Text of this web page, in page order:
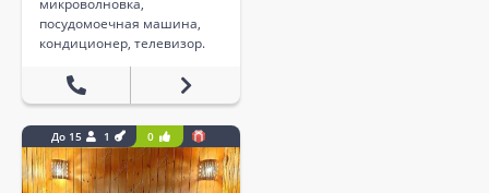
микроволновка,
посудомоечная машина,
кондиционер, телевизор.
До 15 1 0